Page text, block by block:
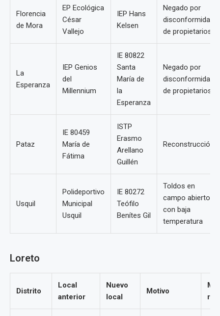
Florencia
de Mora
EP Ecológica
César
Vallejo
IEP Hans
Kelsen
Negado por
disconformidad
de propietarios
La
Esperanza
IEP Genios
del
Millennium
IE 80822
Santa
María de
la
Esperanza
Negado por
disconformidad
de propietarios
Pataz
IE 80459
María de
Fátima
ISTP
Erasmo
Arellano
Guillén
Reconstrucción
Usquil
Polideportivo
Municipal
Usquil
IE 80272
Teófilo
Benítes Gil
Toldos en
campo abierto
con baja
temperatura
Loreto
Distrito
Local
anterior
Nuevo
local
Motivo